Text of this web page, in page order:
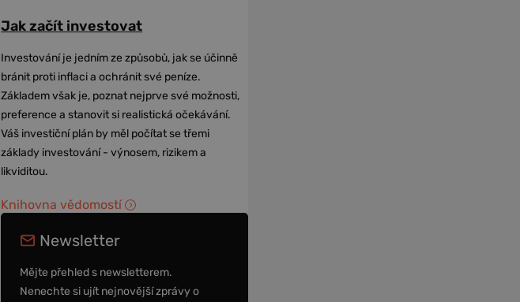
Jak začít investovat
Investování je jedním ze způsobů, jak se účinně
bránit proti inflaci a ochránit své peníze.
Základem však je, poznat nejprve své možnosti,
preference a stanovit si realistická očekávání.
Váš investiční plán by měl počítat se třemi
základy investování - výnosem, rizikem a
likviditou.
Knihovna vědomostí
Newsletter
Mějte přehled s newsletterem.
Nenechte si ujít nejnovější zprávy o